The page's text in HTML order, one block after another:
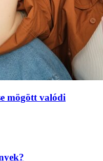
mögött valódi